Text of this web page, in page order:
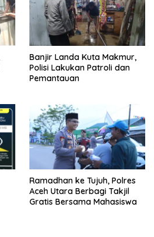
Banjir Landa Kuta Makmur,
Polisi Lakukan Patroli dan
Pemantauan
Ramadhan ke Tujuh, Polres
Aceh Utara Berbagi Takjil
Gratis Bersama Mahasiswa